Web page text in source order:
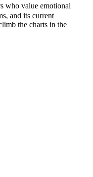
who value emotional
and its current
the charts in the